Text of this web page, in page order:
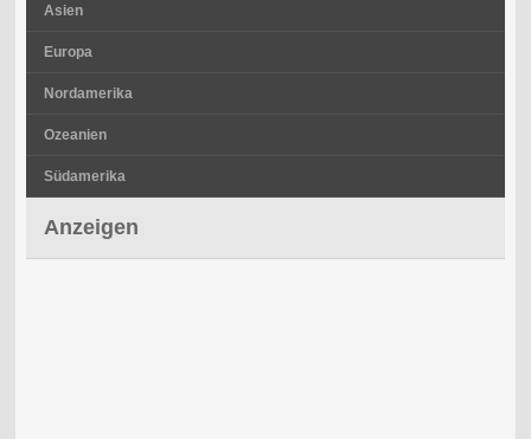
Asien
Europa
Nordamerika
Ozeanien
Südamerika
Anzeigen